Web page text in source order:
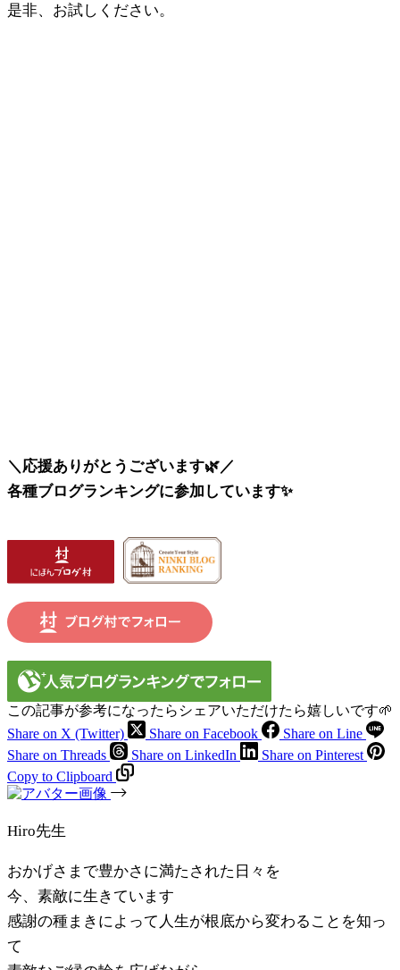
是非、お試しください。
＼応援ありがとうございます🌿／
各種ブログランキングに参加しています✨
この記事が参考になったらシェアいただけたら嬉しいです🌱
Share on X (Twitter)
Share on Facebook
Share on Line
Share on Threads
Share on LinkedIn
Share on Pinterest
Copy to Clipboard
Hiro先生
おかげさまで豊かさに満たされた日々を
今、素敵に生きています
感謝の種まきによって人生が根底から変わることを知っ
て